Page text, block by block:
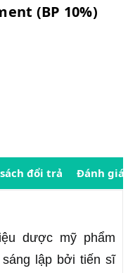
(BP 10%)
đổi trả Đánh giá
dược mỹ phẩm
lập bởi tiến sĩ